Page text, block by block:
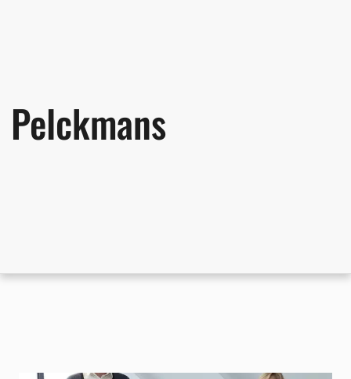
Pelckmans